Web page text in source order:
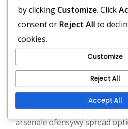
Upewnij się, że odbiorcy
aby zmaksymalizować
Wykorzystanie
przesunięć do
Ruch i przesunięcia są
arsenale ofensywy spread
by clicking Customize. Click
consent or Reject All to
cookies.
Customize
Reject All
Accept All